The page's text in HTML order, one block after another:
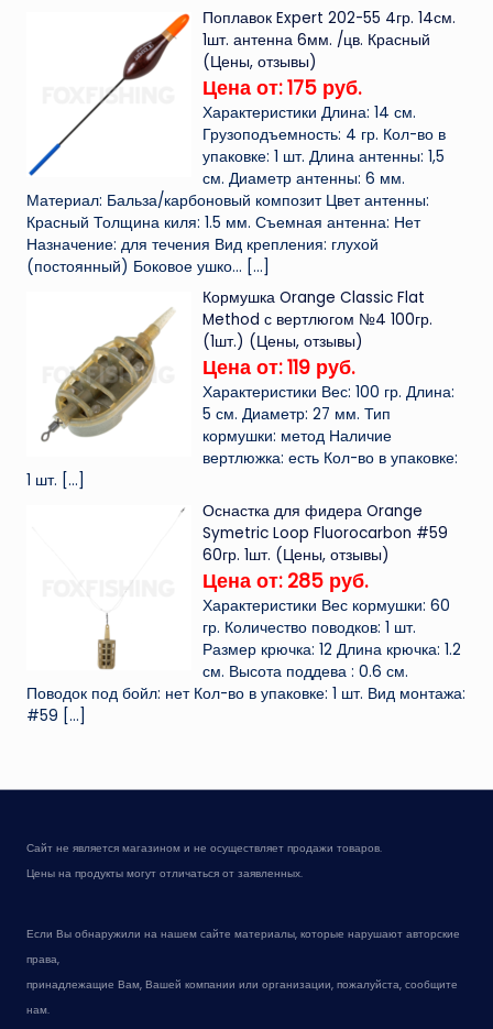
Поплавок Expert 202-55 4гр. 14см.
1шт. антенна 6мм. /цв. Красный
(Цены, отзывы)
Цена от: 175 руб.
Характеристики Длина: 14 см.
Грузоподъемность: 4 гр. Кол-во в
упаковке: 1 шт. Длина антенны: 1,5
см. Диаметр антенны: 6 мм.
Материал: Бальза/карбоновый композит Цвет антенны:
Красный Толщина киля: 1.5 мм. Съемная антенна: Нет
Назначение: для течения Вид крепления: глухой
(постоянный) Боковое ушко... […]
Кормушка Orange Classic Flat
Method с вертлюгом №4 100гр.
(1шт.) (Цены, отзывы)
Цена от: 119 руб.
Характеристики Вес: 100 гр. Длина:
5 см. Диаметр: 27 мм. Тип
кормушки: метод Наличие
вертлюжка: есть Кол-во в упаковке:
1 шт. […]
Оснастка для фидера Orange
Symetric Loop Fluorocarbon #59
60гр. 1шт. (Цены, отзывы)
Цена от: 285 руб.
Характеристики Вес кормушки: 60
гр. Количество поводков: 1 шт.
Размер крючка: 12 Длина крючка: 1.2
см. Высота поддева : 0.6 см.
Поводок под бойл: нет Кол-во в упаковке: 1 шт. Вид монтажа:
#59 […]
Сайт не является магазином и не осуществляет продажи товаров.
Цены на продукты могут отличаться от заявленных.
Если Вы обнаружили на нашем сайте материалы, которые нарушают авторские
права,
принадлежащие Вам, Вашей компании или организации, пожалуйста, сообщите
нам.